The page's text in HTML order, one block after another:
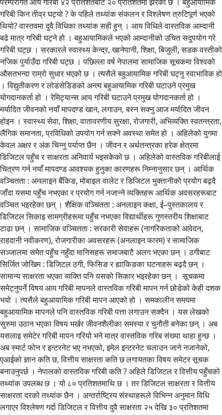
परम्परागत आय गरिबी ४२ प्रतिशतबाट २० प्रतिशतमा झरेको छ । बहुआयामिक
गरिबी किन तीव्र घट्यो ? के पहिले तथ्यांक संकलन र विश्लेषण त्रुटिपूर्ण भएको
थियो? वास्तवमा दुवै विधिका तथ्यांक सही हुन् । आय विधिले वास्तविक आम्दानी
बढे मात्र गरिबी घट्ने हो । बहुआयामिकले भएको आम्दानीको उचित सदुपयोग गरे
गरिबी घट्छ । सरकारले स्वास्थ्य केन्द्र, खानेपानी, शिक्षा, बिजुली, सडक वस्तीको
नजिक पुर्याउँदा गरिबी घट्छ । पछिल्ला वर्ष नेपालमा सामाजिक सूचकमा विश्वको
औसतभन्दा राम्रो सुधार भएको छ । त्यसैले बहुआयामिक गरिबी घट्नु स्वाभाविक हो
। विद्युतीकरण र लोडसेडिङको अन्त्य बहुआयामिक गरिबी घटाउने प्रमुख
योगदानकर्ता हो । रेमिट्यान्स आय गरिबी घटाउने प्रमुख योगदानकर्ता हो ।
मर्यादित जीवनको नयाँ मापदण्ड खान, लगाउन, बस्न सक्नु आज मर्यादित जीवन
होइन । स्वास्थ्य सेवा, शिक्षा, वातावरणीय सुरक्षा, रोजगारी, अभिव्यक्ति स्वतन्त्रता,
लैंगिक समानता, प्रविधिको उपयोग गर्न सक्ने अवस्था समेत हो । अहिलेको युगमा
केवल अक्षर र अंक चिन्नु पर्याप्त छैन । जीवन र अर्थतन्त्रका हरेक क्षेत्रमा
डिजिटल पहुँच र साक्षरता अनिवार्य भइसकेको छ । अहिलेको वास्तविक गरिबीलाई
चित्रण गर्न नयाँ मापदण्ड आवश्यक हुनुका कारणहरू निम्नानुसार छन् । आर्थिक
वञ्चितता : अनलाइन बैंकिङ, मोबाइल वालेट र डिजिटल भुक्तानीको प्रयोग बढ्दै
जाँदा यसमा पहुँच नभएका र प्रयोग गर्न नजान्ने व्यक्तिहरू आर्थिक अवसरहरूबाट
वञ्चित भइरहेका छन् । शैक्षिक वञ्चितता : अनलाइन कक्षा, ई–पुस्तकालय र
डिजिटल सिकाइ सामग्रीहरूमा पहुँच नभएका विद्यार्थीहरू गुणस्तरीय शिक्षाबाट
टाढा छन् । सामाजिक वञ्चितता : सरकारी सेवाहरू (नागरिकताको आवेदन,
राहदानी नवीकरण), रोजगारीका अवसरहरू (अनलाइन फारम) र सामाजिक
सञ्जालमा समेत पहुँच नहुँदा मानिसहरू समाजबाटै अलग भएका छन् । ठगीबाट
सिर्जित जोखिम : डिजिटल ठगी, फिसिङ र ह्याकिङका घटनाहरू बढ्दै छन् ।
सामान्य साक्षरता भएका व्यक्ति पनि यसको सिकार भइरहेका छन् । सूचकमा
समेट्नुपर्ने विषय आय गरिबी मापनले वास्तविक गरिबी मापन गर्न छोडेको केही दशक
भयो । त्यसैले बहुआयामिक गरिबी मापन आएको हो । समकालीन समयमा
बहुआयामिक मापनले पनि वास्तविक गरिबी पत्ता लगाउन सक्दैन । यस लेखको
सुरुमा उठान भएका विषय भर्खर जीवनशैलीका समस्या र चुनौती बनेका छन् । अब
यसलाइ समेटेर गरिबी मापन गरियो भने मात्र वास्तविक गरिब संख्या थाहा हुन्छ ।
अब स्मार्ट फोन र इन्टरनेट भए नभएको, इमेल इन्टरनेट चलाउन जाने नजानेको,
एआईको ज्ञान कति छ, वित्तीय साक्षरता कति छ लगायतका विषय समेटर सूचक
बनाउनुपर्छ । नेपालको वास्तविक गरिबी कति ? अहिले डिजिटल र वित्तीय पहुँचको
तथ्यांक उपलब्ध छ । यो ८० प्रतिशतमाथि छ । तर डिजिटल साक्षरता र वित्तीय
साक्षरता दरको तथ्यांक छैन । अन्तर्राष्ट्रिय संस्थाहरूले विभिन्न अनुमान विधि
लगाएर विश्लेषण गर्दा डिजिटल र वित्तीय दुवै साक्षरता २५ देखि ३० प्रतिशतमा